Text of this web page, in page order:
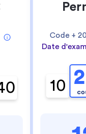
Code +
Date
10